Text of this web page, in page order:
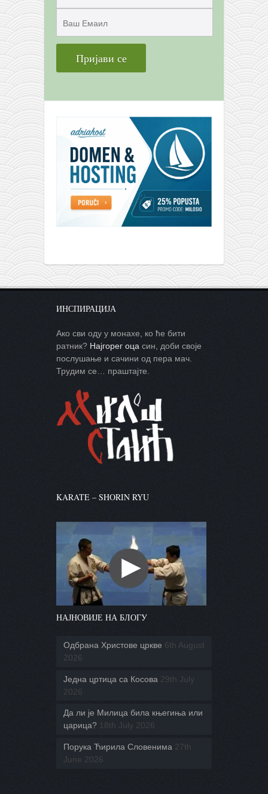
галерија клуба
чланарина
бесплатна е-књига
моја прича
моја прича
контакт
ИНСПИРАЦИЈА
Ако сви оду у монахе, ко ће бити
ратник? Најгорег оца син, доби своје
послушање и сачини од пера мач.
Трудим се… праштајте.
KARATE – SHORIN RYU
НАЈНОВИЈЕ НА БЛОГУ
Одбрана Христове цркве 6th August
2026
Једна цртица са Косова 29th July
2026
Да ли је Милица била књегиња или
царица? 18th July 2026
Порука Ћирила Словенима 27th
June 2026